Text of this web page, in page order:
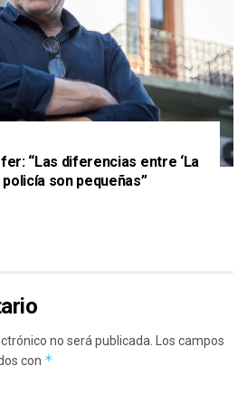
“Las diferencias entre ‘La
son pequeñas”
no será publicada.
Los campos
con *